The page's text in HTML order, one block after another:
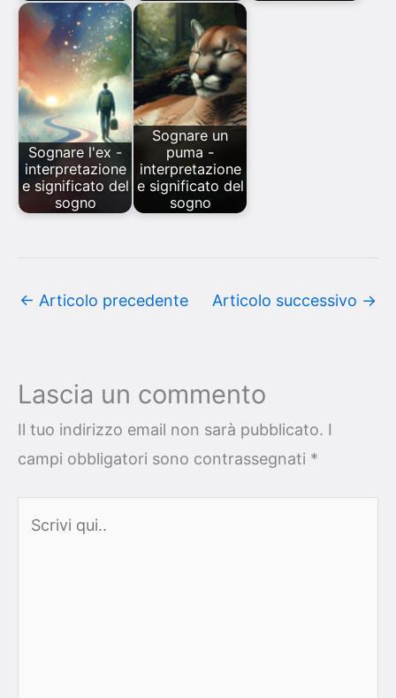
Sognare l'ex -
interpretazione
e significato del
sogno
Sognare un
puma -
interpretazione
e significato del
sogno
← Articolo precedente Articolo successivo →
Lascia un commento
Il tuo indirizzo email non sarà pubblicato. I
campi obbligatori sono contrassegnati *